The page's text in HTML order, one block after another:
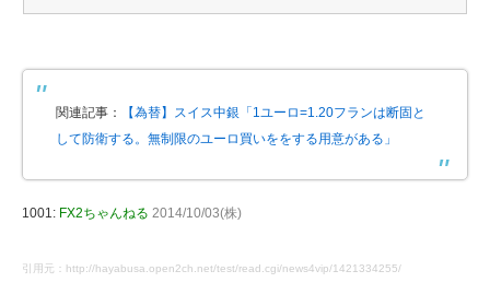
関連記事：
【為替】スイス中銀「1ユーロ=1.20フランは断固と
して防衛する。無制限のユーロ買いををする用意がある」
1001: FX2ちゃんねる 2014/10/03(株)
引用元：http://hayabusa.open2ch.net/test/read.cgi/news4vip/1421334255/